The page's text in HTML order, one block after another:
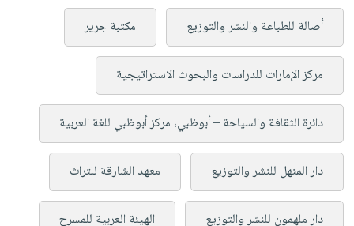
أصالة للطباعة والنشر والتوزيع مكتبة جرير
مركز الإمارات للدراسات والبحوث الاستراتيجية
دائرة الثقافة والسياحة – أبوظبي، مركز أبوظبي للغة العربية
دار المنهل للنشر والتوزيع معهد الشارقة للتراث
دار ملهمون للنشر والتوزيع الهيئة العربية للمسرح